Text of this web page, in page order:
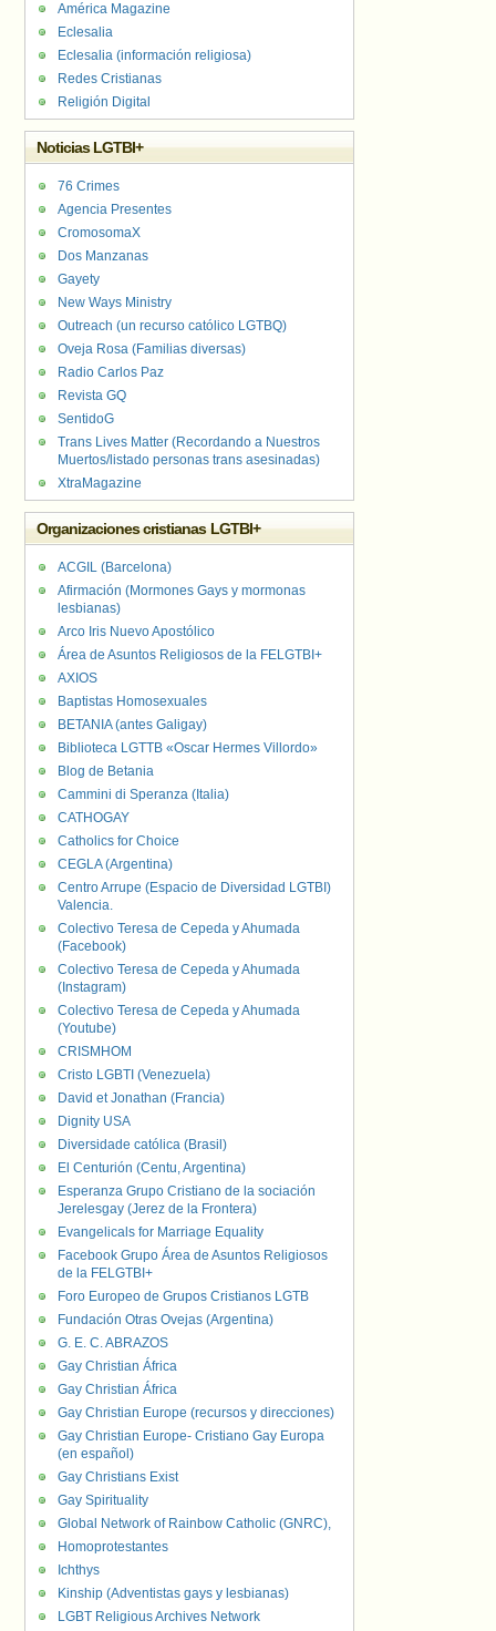
América Magazine
Eclesalia
Eclesalia (información religiosa)
Redes Cristianas
Religión Digital
Noticias LGTBI+
76 Crimes
Agencia Presentes
CromosomaX
Dos Manzanas
Gayety
New Ways Ministry
Outreach (un recurso católico LGTBQ)
Oveja Rosa (Familias diversas)
Radio Carlos Paz
Revista GQ
SentidoG
Trans Lives Matter (Recordando a Nuestros
Muertos/listado personas trans asesinadas)
XtraMagazine
Organizaciones cristianas LGTBI+
ACGIL (Barcelona)
Afirmación (Mormones Gays y mormonas
lesbianas)
Arco Iris Nuevo Apostólico
Área de Asuntos Religiosos de la FELGTBI+
AXIOS
Baptistas Homosexuales
BETANIA (antes Galigay)
Biblioteca LGTTB «Oscar Hermes Villordo»
Blog de Betania
Cammini di Speranza (Italia)
CATHOGAY
Catholics for Choice
CEGLA (Argentina)
Centro Arrupe (Espacio de Diversidad LGTBI)
Valencia.
Colectivo Teresa de Cepeda y Ahumada
(Facebook)
Colectivo Teresa de Cepeda y Ahumada
(Instagram)
Colectivo Teresa de Cepeda y Ahumada
(Youtube)
CRISMHOM
Cristo LGBTI (Venezuela)
David et Jonathan (Francia)
Dignity USA
Diversidade católica (Brasil)
El Centurión (Centu, Argentina)
Esperanza Grupo Cristiano de la sociación
Jerelesgay (Jerez de la Frontera)
Evangelicals for Marriage Equality
Facebook Grupo Área de Asuntos Religiosos
de la FELGTBI+
Foro Europeo de Grupos Cristianos LGTB
Fundación Otras Ovejas (Argentina)
G. E. C. ABRAZOS
Gay Christian África
Gay Christian África
Gay Christian Europe (recursos y direcciones)
Gay Christian Europe- Cristiano Gay Europa
(en español)
Gay Christians Exist
Gay Spirituality
Global Network of Rainbow Catholic (GNRC),
Homoprotestantes
Ichthys
Kinship (Adventistas gays y lesbianas)
LGBT Religious Archives Network